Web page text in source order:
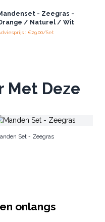
- Zeegras -
/ Naturel / Wit
: €29.00/Set
Met Deze
Set - Zeegras
onlangs